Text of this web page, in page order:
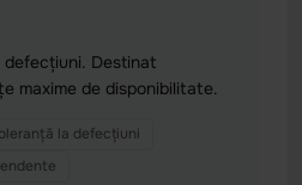
Destinat
maxime de disponibilitate.
la defecțiuni